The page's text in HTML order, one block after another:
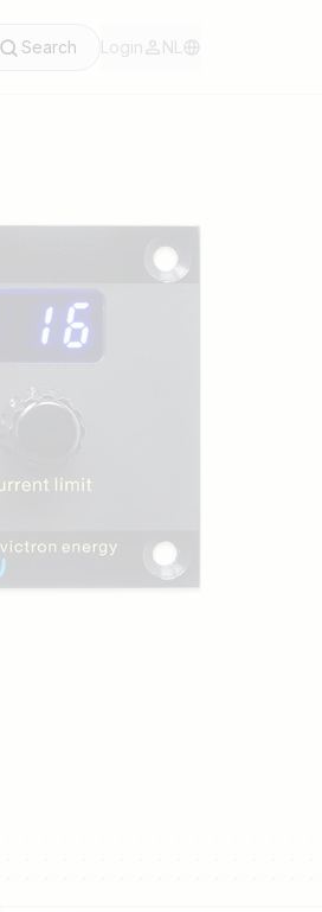
Search Login NL